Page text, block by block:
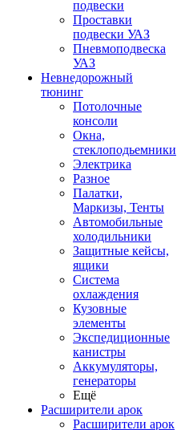
подвески
Проставки
подвески УАЗ
Пневмоподвеска
УАЗ
Невнедорожный
тюнинг
Потолочные
консоли
Окна,
стеклоподьемники
Электрика
Разное
Палатки,
Маркизы, Тенты
Автомобильные
холодильники
Защитные кейсы,
ящики
Система
охлаждения
Кузовные
элементы
Экспедиционные
канистры
Аккумуляторы,
генераторы
Ещё
Расширители арок
Расширители арок